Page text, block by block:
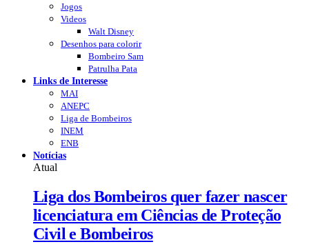
Jogos
Videos
Walt Disney
Desenhos para colorir
Bombeiro Sam
Patrulha Pata
Links de Interesse
MAI
ANEPC
Liga de Bombeiros
INEM
ENB
Notícias
Atual
Liga dos Bombeiros quer fazer nascer
licenciatura em Ciências de Proteção
Civil e Bombeiros